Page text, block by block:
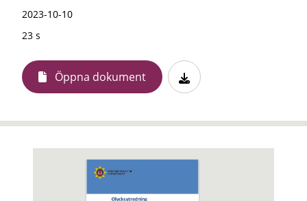
2023-10-10
23 s
Öppna dokument